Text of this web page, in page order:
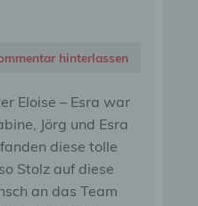
hinterlassen
Eloise – Esra war
Jörg und Esra
diese tolle
Stolz auf diese
an das Team